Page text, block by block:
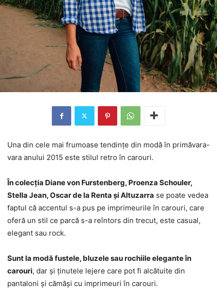
Una din cele mai frumoase tendințe din modă în primăvara-
vara anului 2015 este stilul retro în carouri.
În colecția Diane von Furstenberg, Proenza Schouler,
Stella Jean, Oscar de la Renta și Altuzarra se poate vedea
faptul că accentul s-a pus pe imprimeurile în carouri, care
oferă un stil ce parcă s-a reîntors din trecut, este casual,
elegant sau rock.
Sunt la modă fustele, bluzele sau rochiile elegante în
carouri, dar și ținutele lejere care pot fi alcătuite din
pantaloni și cămăși cu imprimeuri în carouri.